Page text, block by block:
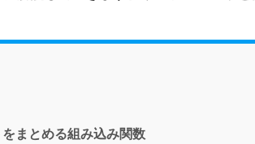
まとめる組み込み関数